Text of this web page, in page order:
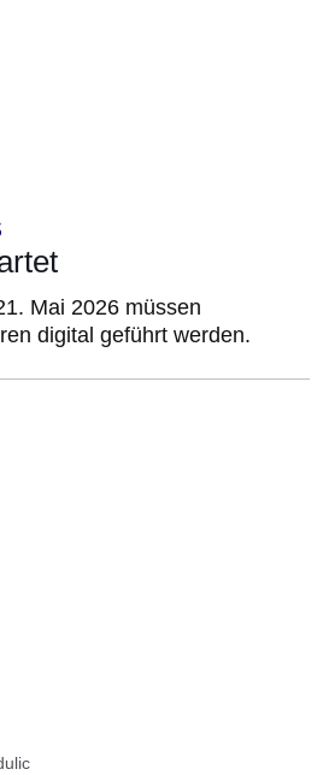
Mai 2026 müssen
digital geführt werden.